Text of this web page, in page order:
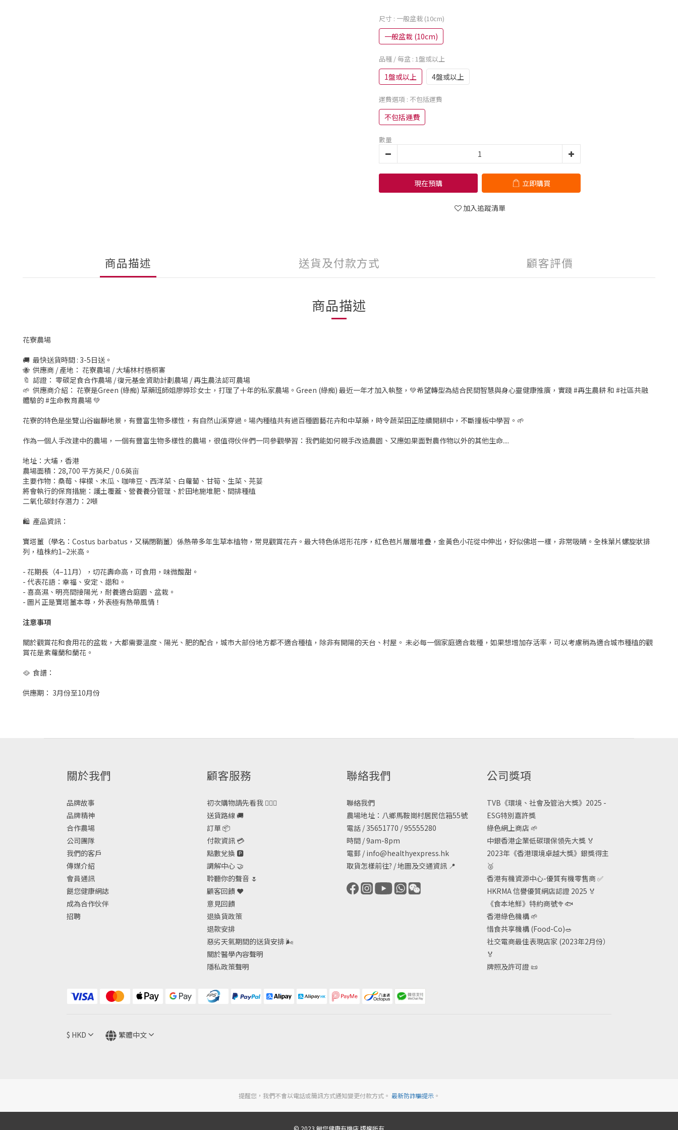
尺寸 : 一般盆栽 (10cm)
一般盆栽 (10cm)
品種 / 每盆 : 1盤或以上
1盤或以上 4盤或以上
運費選項 : 不包括運費
不包括運費
數量
現在預購 立即購買
加入追蹤清單
商品描述 送貨及付款方式 顧客評價
商品描述
花寮農場
🚚 最快送貨時間 : 3-5日送。
🐝 供應商 / 產地： 花寮農場 / 大埔林村梧桐寨
🔖 認證： 零碳足食合作農場 / 復元基金資助計劃農場 / 再生農法認可農場
🌱 供應商介紹： 花寮是Green (綠痴) 草藥班師姐廖婷珍女士，打理了十年的私家農場。Green (綠痴) 最近一年才加入執整，💚希望轉型為結合民間智慧與身心靈健康推廣，實踐 #再生農耕 和 #社區共融
體驗的 #生命教育農場 💚
花寮的特色是坐覽山谷幽靜地景，有豐富生物多樣性，有自然山溪穿過。場內種植共有過百種園藝花卉和中草藥，時令蔬菜田正陸續開耕中，不斷撞板中學習。🌱
作為一個人手改建中的農場，一個有豐富生物多樣性的農場，很值得伙伴們一同參觀學習：我們能如何親手改造農園、又應如果面對農作物以外的其他生命....
地址：大埔，香港
農場面積：28,700 平方英尺 / 0.6英亩
主要作物：桑莓、檸檬、木瓜、咖啡豆、西洋菜、白蘿蔔、甘筍、生菜、芫荽
將會執行的保育措施：護土覆蓋、營養養分管理、於田地施堆肥、間排種植
二氧化碳封存潛力：2噸
🛍 產品資訊：
寶塔薑（學名：Costus barbatus，又稱閉鞘薑）係熱帶多年生草本植物，常見觀賞花卉。最大特色係塔形花序，紅色苞片層層堆疊，金黃色小花從中伸出，好似佛塔一樣，非常吸晴。全株葉片螺旋狀排
列，植株約1–2米高。
- 花期長（4–11月），切花壽命高，可食用，味微酸甜。
- 代表花語：幸福、安定、諧和。
- 喜高濕、明亮間接陽光，耐養適合庭園、盆栽。
- 圖片正是寶塔薑本尊，外表極有熱帶風情！
注意事項
關於觀賞花和食用花的盆栽，大都需要溫度、陽光、肥的配合，城市大部份地方都不適合種植，除非有開陽的天台、村屋。 未必每一個家庭適合栽種，如果想增加存活率，可以考慮稍為適合城市種植的觀
賞花是紫蘿蘭和蘭花。
🥘 食譜：
供應期： 3月份至10月份
關於我們
品牌故事
品牌精神
合作農場
公司團隊
我們的客戶
傳媒介紹
會員通訊
餸您健康網誌
成為合作伙伴
招聘
顧客服務
初次購物請先看我 🙋🏻‍♀️
送貨路線 🚚
訂單 📦
付款資訊 💳
點數兌換 🅿️
調解中心 🤝
聆聽你的聲音 🌷
顧客回饋 ❤️
意見回饋
退換貨政策
退款安排
惡劣天氣期間的送貨安排🌬
關於醫學內容聲明
隱私政策聲明
聯絡我們
聯絡我們
農場地址：八鄉馬鞍崗村居民信箱55號
電話 / 35651770 / 95555280
時間 / 9am-8pm
電郵 / info@healthyexpress.hk
取貨怎樣前往? /地圖及交通資訊 📍
公司獎項
TVB《環境、社會及管治大獎》2025 -
ESG特別嘉許獎
綠色網上商店🌱
中銀香港企業低碳環保領先大獎🏅
2023年《香港環境卓越大獎》銀獎得主
🥈
香港有機資源中心-優質有機零售商✅
HKRMA 信譽優質網店認證 2025 🏅
《食本地鮮》特約商號🥦🐟
香港綠色機構🌱
惜食共享機構 (Food-Co)🥗
社交電商最佳表現店家 (2023年2月份）
🏅
牌照及許可證📜
$ HKD 繁體中文
提醒您，我們不會以電話或簡訊方式通知變更付款方式。 最新防詐騙提示。
© 2023 餸您健康有機店 版權所有